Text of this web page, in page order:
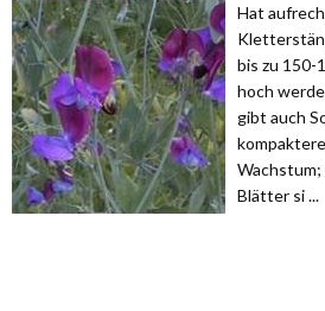
Hat
bis zu 150-
hoch
gibt auch
Wachstum;
Blätter si ...